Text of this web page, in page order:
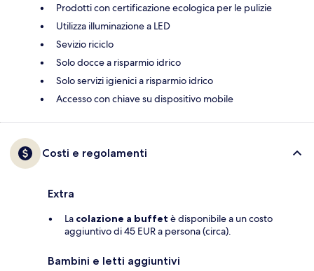
Prodotti con certificazione ecologica per le pulizie
Utilizza illuminazione a LED
Sevizio riciclo
Solo docce a risparmio idrico
Solo servizi igienici a risparmio idrico
Accesso con chiave su dispositivo mobile
Costi e regolamenti
Extra
La colazione a buffet è disponibile a un costo
aggiuntivo di 45 EUR a persona (circa).
Bambini e letti aggiuntivi